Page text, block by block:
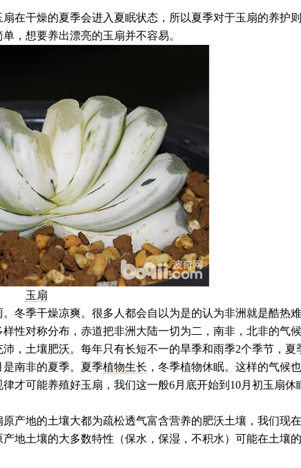
干燥的夏季会进入夏眠状态，所以夏季对于玉扇的养护
，想要养出漂亮的玉扇并不容易。
玉扇
季干燥凉爽。很多人都会自以为是的认为非洲就是酷热
性对称分布，赤道把非洲大陆一切为二，南非，北非的气
，土壤肥沃。每年只有长短不一的旱季和雨季2个季节，夏
南非的夏季。夏季植物生长 ，冬季植物休眠。这样的气候
才可能养殖好玉扇，我们这一般6月底开始到10月初玉扇休
地的土壤大都为疏松透气富含营养的肥沃土壤，我们现
地土壤的大多数特性（保水，保湿，不积水）可能在土壤